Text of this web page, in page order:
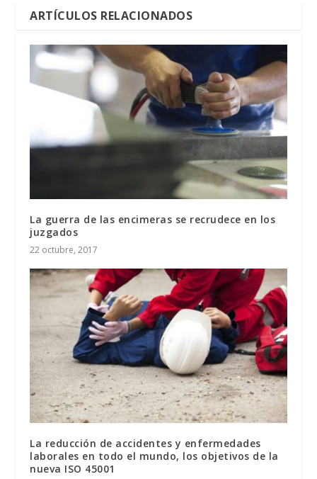
ARTÍCULOS RELACIONADOS
La guerra de las encimeras se recrudece en los
juzgados
22 octubre, 2017
La reducción de accidentes y enfermedades
laborales en todo el mundo, los objetivos de la
nueva ISO 45001